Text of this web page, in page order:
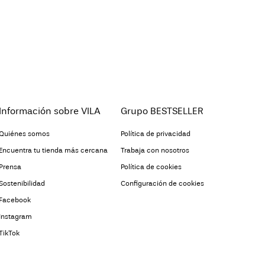
Información sobre VILA
somos
Encuentra tu tienda más cercana
Prensa
Facebook
Instagram
Grupo BESTSELLER
Política de privacidad
Trabaja con nosotros
Política de cookies
Configuración de cookies